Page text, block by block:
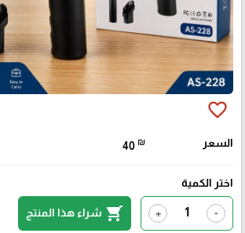
favorite_border
السعر 40 ₪
اختر الكمية
-
+
shopping_cart شراء هذا المنتج